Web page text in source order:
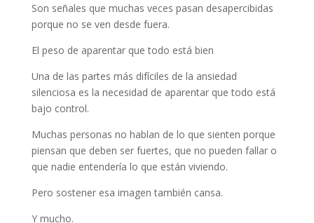
Son señales que muchas veces pasan desapercibidas
porque no se ven desde fuera.
El peso de aparentar que todo está bien
Una de las partes más difíciles de la ansiedad
silenciosa es la necesidad de aparentar que todo está
bajo control.
Muchas personas no hablan de lo que sienten porque
piensan que deben ser fuertes, que no pueden fallar o
que nadie entendería lo que están viviendo.
Pero sostener esa imagen también cansa.
Y mucho.